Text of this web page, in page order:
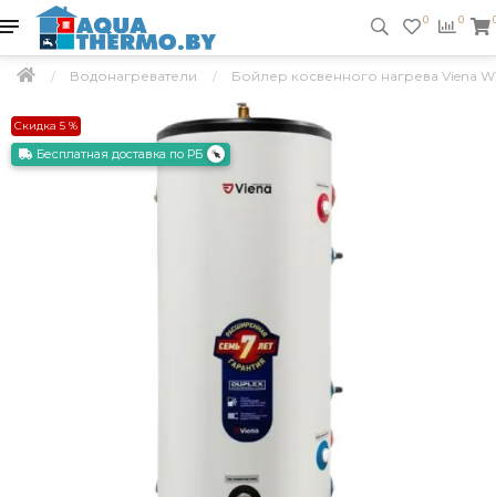
0 0
Водонагреватели Бойлер косвенного нагрева Viena
Скидка 5 %
Бесплатная доставка по РБ